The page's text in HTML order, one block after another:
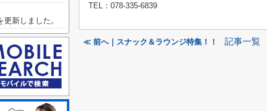
TEL：078-335-6839
≪ 前へ｜スナック＆ラウンジ特集！！ 記事一覧
更新しました。